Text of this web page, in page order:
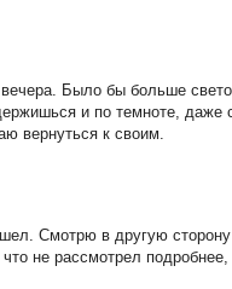
Было бы больше
и по темноте,
вернуться к своим.
Смотрю в другую
не рассмотрел подробнее,